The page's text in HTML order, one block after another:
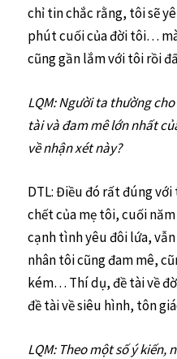
chỉ tin chắc rằng, tôi sẽ
phút cuối của đời tôi…
cũng gần lắm với tôi rồi
LQM: Người ta thường
tài và đam mê lớn nhất
về nhận xét này?
DTL: Điều đó rất đúng
chết của mẹ tôi, cuối
cạnh tình yêu đôi lứa,
nhân tôi cũng đam mê,
kém… Thí dụ, đề tài về
đề tài về siêu hình, tôn
LQM: Theo một số ý kiến,